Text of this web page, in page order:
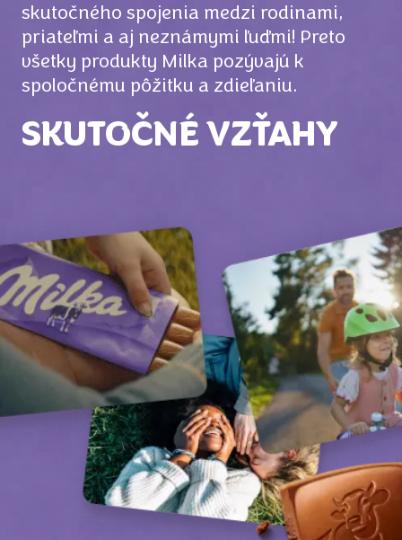
SKUTOČNÉ VZŤAHY
skutočného spojenia medzi rodinami,
priateľmi a aj neznámymi ľuďmi! Preto
všetky produkty Milka pozývajú k
spoločnému pôžitku a zdieľaniu.